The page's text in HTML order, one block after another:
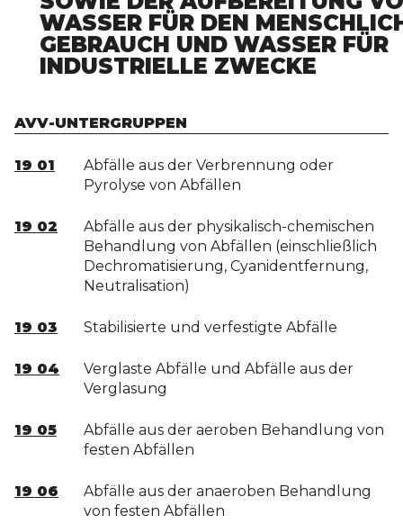
WASSER FÜR DEN
GEBRAUCH UND WASSER FÜR
INDUSTRIELLE ZWECKE
AVV-UNTERGRUPPEN
19 01
Abfälle aus der Verbrennung oder
Pyrolyse von Abfällen
19 02
Abfälle aus der physikalisch-chemischen
Behandlung von Abfällen (einschließlich
Dechromatisierung, Cyanidentfernung,
Neutralisation)
19 03 Stabilisierte und verfestigte Abfälle
19 04
Verglaste Abfälle und Abfälle aus der
Verglasung
19 05
Abfälle aus der aeroben Behandlung von
festen Abfällen
19 06
Abfälle aus der anaeroben Behandlung
von festen Abfällen